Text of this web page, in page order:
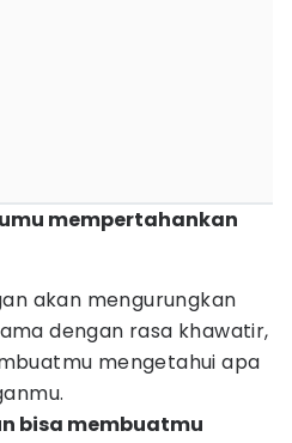
mempertahankan
akan mengurungkan
dengan rasa khawatir,
mengetahui apa
bisa membuatmu